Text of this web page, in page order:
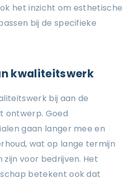
het inzicht om esthetische
bij de specifieke
kwaliteitswerk
bij aan de
ontwerp. Goed
gaan langer mee en
wat op lange termijn
voor bedrijven. Het
betekent ook dat